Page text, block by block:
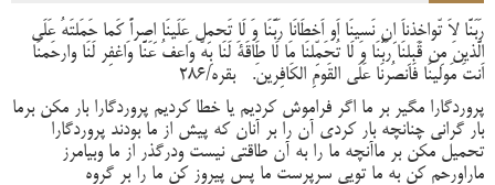
رَبَنَّا لاَ تّواخِذناَ اِن نَسینَا اَو اَخطَانَا رَبَّنَا وَ لَا تَحمِل عَلَینَا اِصراً کَما حَمَلتَهُ عَلَی
الَّذینَ مِن قَبلِنَا رَبَُنَا وَ لَا تُحَمِّلنَا مَا لَا طَاقَةَ لَنَا بِهّ وَاعفُ عَنََّا وَاغفِر لَنَا وارحَمنَا
اَنتَ مَولینَا فَانصُرنَا عَلَی القَومِ الکَافِرینَ. بقره/286
پروردگارا مگیر بر ما اگر فراموش کردیم یا خطا کردیم پروردگارا بار مکن برما
بار گرانی چنانچه بار کردی آن را بر آنان که پیش از ما بودند پروردگارا
تحمیل مکن بر ماآنچه ما را به آن طاقتی نیست ودرگذر از ما وبیامرز
ماراورحم کن به ما تویی سرپرست ما پس پیروز کن ما را بر گروه